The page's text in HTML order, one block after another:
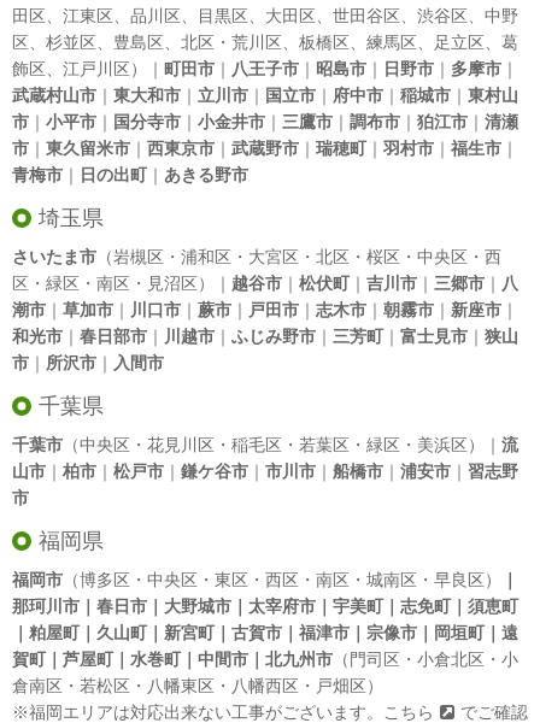
田区
江東区 品川区 目黒区 大田区 世田谷区 渋谷区
中野
区
杉並区 豊島区 北区 ・ 荒川区 板橋区 練馬区 足立区
葛
飾区
江戸川区）｜ 町田市 ｜ 八王子市 ｜ 昭島市 ｜ 日野市 ｜ 多摩市 ｜
武蔵村山市 ｜ 東大和市 ｜ 立川市 ｜ 国立市 ｜ 府中市 ｜ 稲城市 ｜ 東村山
市 ｜ 小平市 ｜ 国分寺市 ｜ 小金井市 ｜ 三鷹市 ｜ 調布市 ｜ 狛江市 ｜ 清瀬
市 ｜ 東久留米市 ｜ 西東京市 ｜ 武蔵野市 ｜ 瑞穂町｜ 羽村市 ｜ 福生市 ｜
青梅市 ｜ 日の出町｜ あきる野市
埼玉県
さいたま市 （岩槻区・浦和区・大宮区・北区・桜区・中央区・西
区・緑区・南区・見沼区）｜ 越谷市 ｜ 松伏町｜ 吉川市 ｜ 三郷市 ｜ 八
潮市 ｜ 草加市 ｜ 川口市 ｜ 蕨市 ｜ 戸田市 ｜ 志木市 ｜ 朝霧市 ｜ 新座市 ｜
和光市 ｜ 春日部市 ｜ 川越市 ｜ ふじみ野市 ｜ 三芳町｜ 富士見市 ｜ 狭山
市 ｜ 所沢市 ｜ 入間市
千葉県
千葉市 （中央区・花見川区・稲毛区・若葉区・緑区・美浜区）｜ 流
山市 ｜ 柏市 ｜ 松戸市 ｜ 鎌ケ谷市 ｜ 市川市 ｜ 船橋市 ｜ 浦安市 ｜ 習志野
市
福岡県
福岡市 （博多区・中央区・東区・西区・南区・城南区・早良区）
那珂川市｜春日市｜大野城市｜太宰府市｜宇美町｜志免町｜須恵町
｜粕屋町｜久山町｜新宮町｜古賀市｜福津市｜宗像市｜岡垣町｜遠
賀町｜芦屋町｜水巻町｜中間市｜北九州市 （門司区・小倉北区・小
倉南区・若松区・八幡東区・八幡西区・戸畑区）
※福岡エリアは対応出来ない工事がございます。
こちら
でご確認